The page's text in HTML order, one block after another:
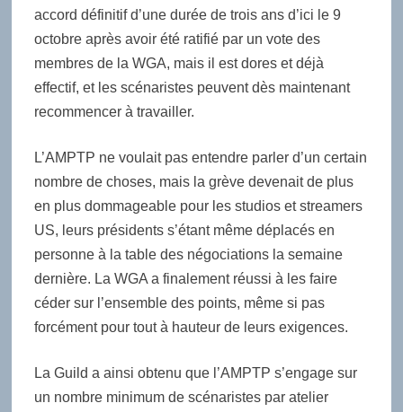
accord définitif d’une durée de trois ans d’ici le 9
octobre après avoir été ratifié par un vote des
membres de la WGA, mais il est dores et déjà
effectif, et les scénaristes peuvent dès maintenant
recommencer à travailler.
L’AMPTP ne voulait pas entendre parler d’un certain
nombre de choses, mais la grève devenait de plus
en plus dommageable pour les studios et streamers
US, leurs présidents s’étant même déplacés en
personne à la table des négociations la semaine
dernière. La WGA a finalement réussi à les faire
céder sur l’ensemble des points, même si pas
forcément pour tout à hauteur de leurs exigences.
La Guild a ainsi obtenu que l’AMPTP s’engage sur
un nombre minimum de scénaristes par atelier